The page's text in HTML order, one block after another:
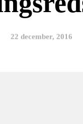
22 december, 2016